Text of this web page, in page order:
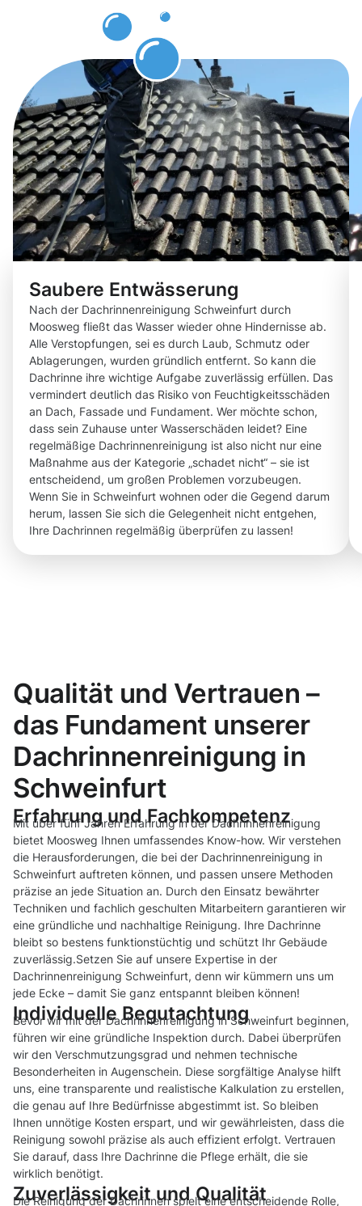
Saubere Entwässerung
Nach der Dachrinnenreinigung Schweinfurt durch
Moosweg fließt das Wasser wieder ohne Hindernisse ab.
Alle Verstopfungen, sei es durch Laub, Schmutz oder
Ablagerungen, wurden gründlich entfernt. So kann die
Dachrinne ihre wichtige Aufgabe zuverlässig erfüllen. Das
vermindert deutlich das Risiko von Feuchtigkeitsschäden
an Dach, Fassade und Fundament. Wer möchte schon,
dass sein Zuhause unter Wasserschäden leidet? Eine
regelmäßige Dachrinnenreinigung ist also nicht nur eine
Maßnahme aus der Kategorie „schadet nicht“ – sie ist
entscheidend, um großen Problemen vorzubeugen.
Wenn Sie in Schweinfurt wohnen oder die Gegend darum
herum, lassen Sie sich die Gelegenheit nicht entgehen,
Ihre Dachrinnen regelmäßig überprüfen zu lassen!
Qualität und Vertrauen –
das Fundament unserer
Dachrinnenreinigung in
Schweinfurt
Erfahrung und Fachkompetenz
Mit über fünf Jahren Erfahrung in der Dachrinnenreinigung
bietet Moosweg Ihnen umfassendes Know-how. Wir verstehen
die Herausforderungen, die bei der Dachrinnenreinigung in
Schweinfurt auftreten können, und passen unsere Methoden
präzise an jede Situation an. Durch den Einsatz bewährter
Techniken und fachlich geschulten Mitarbeitern garantieren wir
eine gründliche und nachhaltige Reinigung. Ihre Dachrinne
bleibt so bestens funktionstüchtig und schützt Ihr Gebäude
zuverlässig.Setzen Sie auf unsere Expertise in der
Dachrinnenreinigung Schweinfurt, denn wir kümmern uns um
jede Ecke – damit Sie ganz entspannt bleiben können!
Individuelle Begutachtung
Bevor wir mit der Dachrinnenreinigung in Schweinfurt beginnen,
führen wir eine gründliche Inspektion durch. Dabei überprüfen
wir den Verschmutzungsgrad und nehmen technische
Besonderheiten in Augenschein. Diese sorgfältige Analyse hilft
uns, eine transparente und realistische Kalkulation zu erstellen,
die genau auf Ihre Bedürfnisse abgestimmt ist. So bleiben
Ihnen unnötige Kosten erspart, und wir gewährleisten, dass die
Reinigung sowohl präzise als auch effizient erfolgt. Vertrauen
Sie darauf, dass Ihre Dachrinne die Pflege erhält, die sie
wirklich benötigt.
Zuverlässigkeit und Qualität
Die Reinigung der Dachrinnen spielt eine entscheidende Rolle,